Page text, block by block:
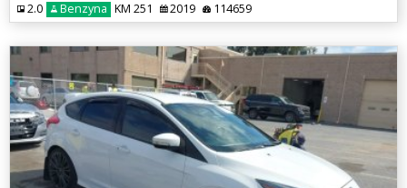
2.0 Benzyna KM 251 2019 114659